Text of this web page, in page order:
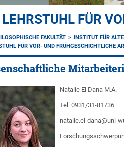
LEHRSTUHL FÜR
FAKULTÄT
INSTITUT FÜR
FÜR VOR- UND FRÜHGESCHICHTLICHE
Natalie El Dana M.A.
Tel. 0931/31-81736
natalie.el-dana@uni-